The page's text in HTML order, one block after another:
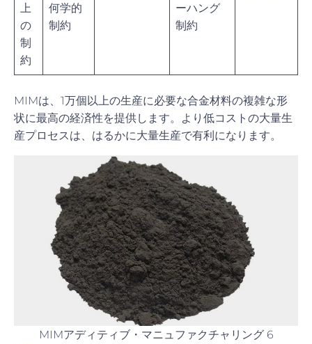
上
の
制
約
何学的
制約
ーハング
制約
MIMは、1万個以上の生産に必要な合金材料の複雑な形
状に最高の経済性を提供します。より低コストの大量生
産プロセスは、はるかに大量生産で有利になります。
MIMアディティブ・マニュファクチャリング 6